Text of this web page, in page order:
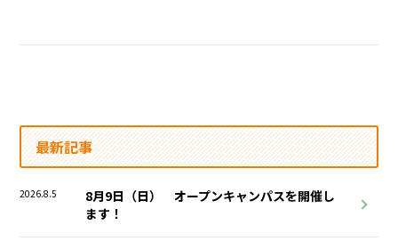
最新記事
2026.8.5
8月9日（日） オープンキャンパスを開催し
ます！